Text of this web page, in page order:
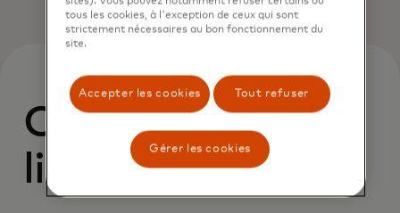
Commission par
lieu en Europe
tous les cookies, à l'exception de ceux qui sont
strictement nécessaires au bon fonctionnement du
site.
Accepter les cookies Tout refuser
Gérer les cookies